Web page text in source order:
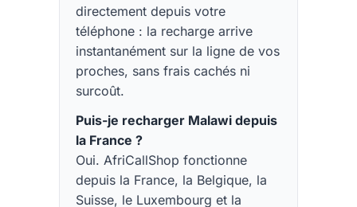
directement depuis votre
téléphone : la recharge arrive
instantanément sur la ligne de vos
proches, sans frais cachés ni
surcoût.
Puis-je recharger Malawi depuis
la France ?
Oui. AfriCallShop fonctionne
depuis la France, la Belgique, la
Suisse, le Luxembourg et la